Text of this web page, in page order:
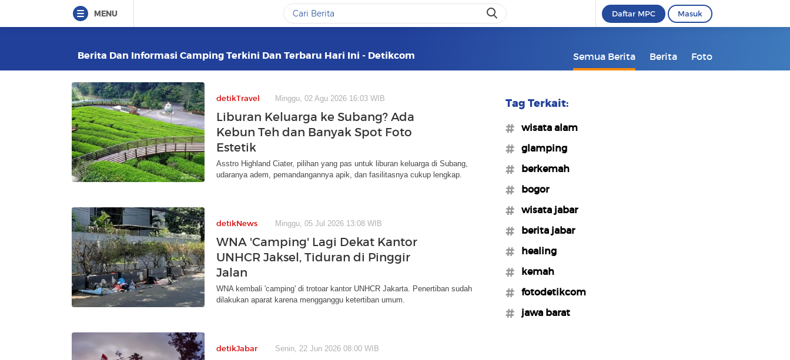
MENU Daftar MPC Masuk
Berita Dan Informasi Camping Terkini Dan Terbaru Hari Ini - Detikcom Semua Berita Berita Foto
detikTravel Minggu, 02 Agu 2026 16:03 WIB
Liburan Keluarga ke Subang? Ada
Kebun Teh dan Banyak Spot Foto
Estetik
Asstro Highland Ciater, pilihan yang pas untuk liburan keluarga di Subang,
udaranya adem, pemandangannya apik, dan fasilitasnya cukup lengkap.
detikNews Minggu, 05 Jul 2026 13:08 WIB
WNA 'Camping' Lagi Dekat Kantor
UNHCR Jaksel, Tiduran di Pinggir
Jalan
WNA kembali 'camping' di trotoar kantor UNHCR Jakarta. Penertiban sudah
dilakukan aparat karena mengganggu ketertiban umum.
detikJabar Senin, 22 Jun 2026 08:00 WIB
Tag Terkait:
#wisata alam
#glamping
#berkemah
#bogor
#wisata jabar
#berita jabar
#healing
#kemah
#fotodetikcom
#jawa barat